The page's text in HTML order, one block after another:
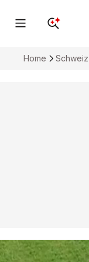
Home Schweiz